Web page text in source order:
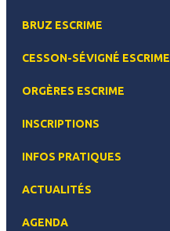
BRUZ ESCRIME
CESSON-SÉVIGNÉ ESCRIME
ORGÈRES ESCRIME
INSCRIPTIONS
INFOS PRATIQUES
ACTUALITÉS
AGENDA